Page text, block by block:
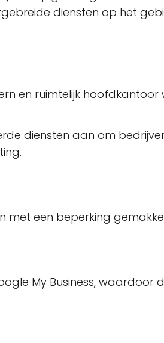
diensten op het
en ruimtelijk
diensten aan om
met een beperking
My Business,